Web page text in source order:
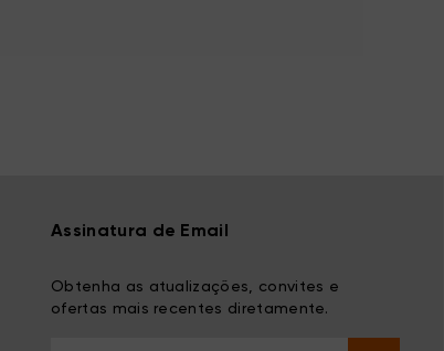
Assinatura de Email
Obtenha as atualizações, convites e
ofertas mais recentes diretamente.